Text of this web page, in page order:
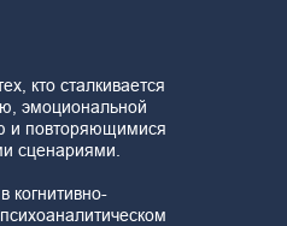
кто сталкивается
эмоциональной
и повторяющимися
сценариями.
когнитивно-